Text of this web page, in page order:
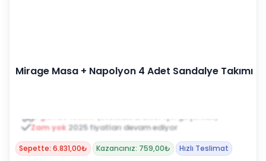
Mirage Masa + Napolyon 4 Adet Sandalye Takımı
Zam yok 2025 fiyatları devam ediyor
Sepette: 6.831,00₺ Kazancınız: 759,00₺ Hızlı Teslimat